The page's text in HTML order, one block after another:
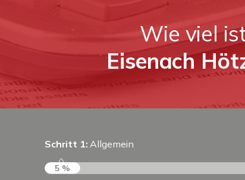
Wie viel
Eisenach
Schritt 1: Allgemein
5 %